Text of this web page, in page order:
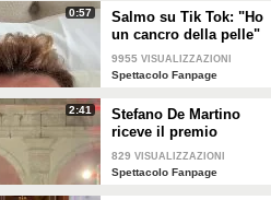
0:57
Salmo su Tik Tok: "Ho
un cancro della pelle"
e apre al dibattito sulle
creme solari
9955 VISUALIZZAZIONI
Spettacolo Fanpage
2:41
Stefano De Martino
riceve il premio
intitolato al padre
Enrico
829 VISUALIZZAZIONI
Spettacolo Fanpage